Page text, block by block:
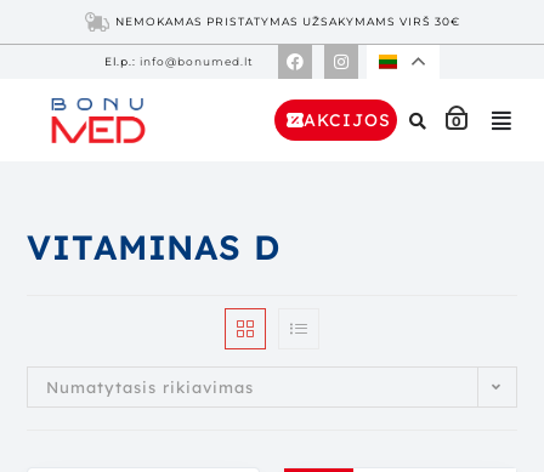
NEMOKAMAS PRISTATYMAS UŽSAKYMAMS VIRŠ 30€
El.p.: info@bonumed.lt
AKCIJOS 0
VITAMINAS D
Numatytasis rikiavimas